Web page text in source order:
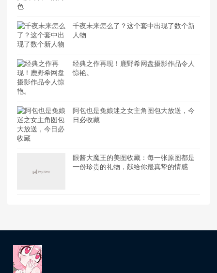
千夜未来怎么了？这个套中出现了数个新
人物
经典之作再现！鹿野希网盘摄影作品令人
惊艳。
阿包也是兔娘迷之女主角图包大放送，今
日必收藏
眼酱大魔王的美图收藏：每一张原图都是
一份珍贵的礼物，献给你最真挚的情感